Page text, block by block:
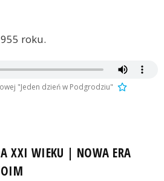
roku.
"Jeden dzień w Podgrodziu"
XXI WIEKU | NOWA ERA